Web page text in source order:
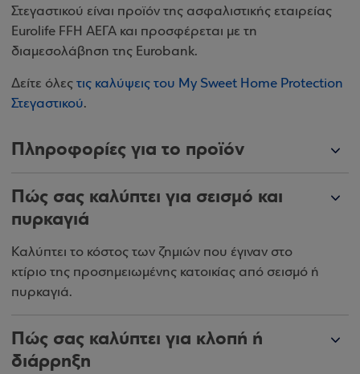
Στεγαστικού είναι προϊόν της ασφαλιστικής εταιρείας
Eurolife FFH ΑΕΓΑ και προσφέρεται με τη
διαμεσολάβηση της Eurobank.
Δείτε όλες τις καλύψεις του My Sweet Home Protection
Στεγαστικού.
Πληροφορίες για το προϊόν
Πώς σας καλύπτει για σεισμό και
πυρκαγιά
Καλύπτει το κόστος των ζημιών που έγιναν στο
κτίριο της προσημειωμένης κατοικίας από σεισμό ή
πυρκαγιά.
Πώς σας καλύπτει για κλοπή ή
διάρρηξη